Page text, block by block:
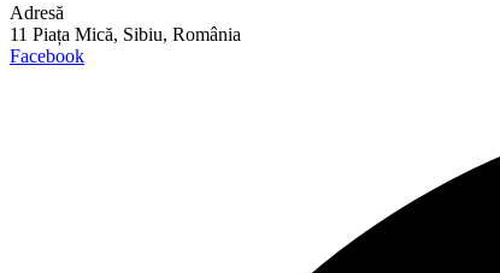
Adresă
11 Piața Mică, Sibiu, România
Facebook